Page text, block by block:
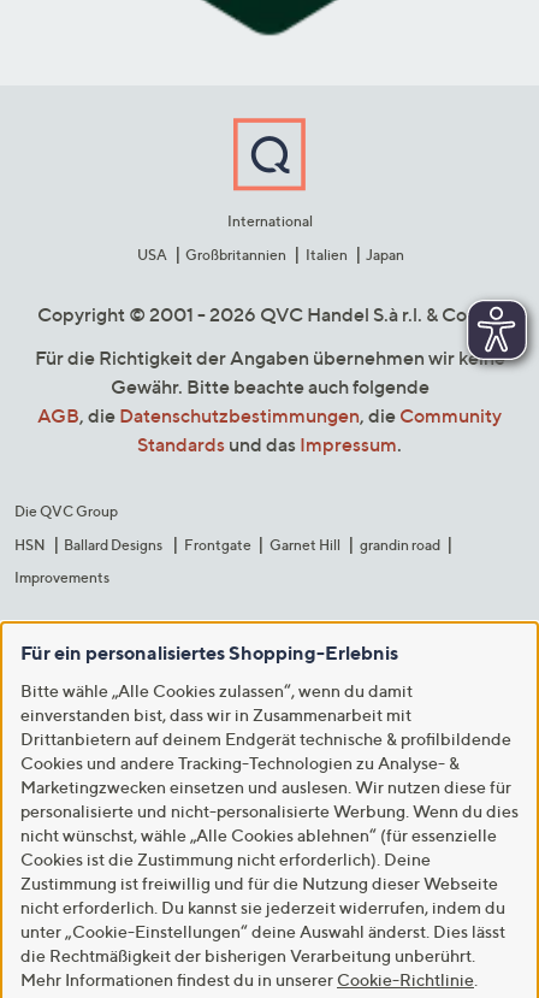
International
USA
Großbritannien Italien Japan
Copyright © 2001 - 2026 QVC Handel S.à r.l. & Co. KG
Für die Richtigkeit der Angaben übernehmen wir keine
Gewähr. Bitte beachte auch folgende
AGB, die Datenschutzbestimmungen, die Community
Standards und das Impressum.
Die QVC Group
HSN
Ballard Designs Frontgate Garnet Hill
grandin road
Improvements
Für ein personalisiertes Shopping-Erlebnis
Bitte wähle „Alle Cookies zulassen“, wenn du damit
einverstanden bist, dass wir in Zusammenarbeit mit
Drittanbietern auf deinem Endgerät technische & profilbildende
Cookies und andere Tracking-Technologien zu Analyse- &
Marketingzwecken einsetzen und auslesen. Wir nutzen diese für
personalisierte und nicht-personalisierte Werbung. Wenn du dies
nicht wünschst, wähle „Alle Cookies ablehnen“ (für essenzielle
Cookies ist die Zustimmung nicht erforderlich). Deine
Zustimmung ist freiwillig und für die Nutzung dieser Webseite
nicht erforderlich. Du kannst sie jederzeit widerrufen, indem du
unter „Cookie-Einstellungen“ deine Auswahl änderst. Dies lässt
die Rechtmäßigkeit der bisherigen Verarbeitung unberührt.
Mehr Informationen findest du in unserer Cookie-Richtlinie